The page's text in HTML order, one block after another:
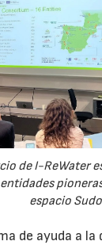
de I-ReWater
espacio
de ayuda a la